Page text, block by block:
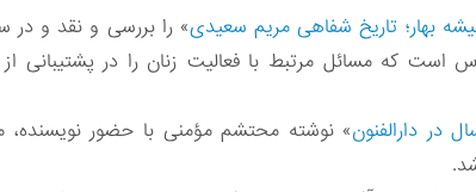
بهار؛ تاریخ شفاهی مریم سعیدی» را بررسی و نقد و در
که مسائل مرتبط با فعالیت زنان را در پشتیبانی
در دارالفنون» نوشته محتشم مؤمنی با حضور نویسنده،